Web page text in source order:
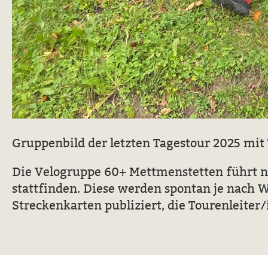
Gruppenbild der letzten Tagestour 2025
Die Velogruppe 60+ Mettmenstetten führt
stattfinden. Diese werden spontan je nach
Streckenkarten publiziert, die